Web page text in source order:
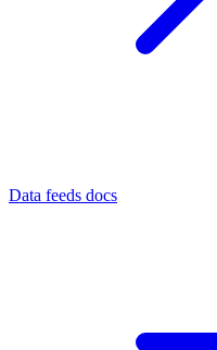
Data feeds docs